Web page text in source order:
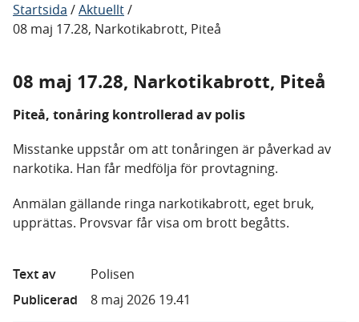
Startsida /Aktuellt/
08 maj 17.28, Narkotikabrott, Piteå
08 maj 17.28, Narkotikabrott, Piteå
Piteå, tonåring kontrollerad av polis
Misstanke uppstår om att tonåringen är påverkad av
narkotika. Han får medfölja för provtagning.
Anmälan gällande ringa narkotikabrott, eget bruk,
upprättas. Provsvar får visa om brott begåtts.
Text av
Polisen
Publicerad
8 maj 2026 19.41